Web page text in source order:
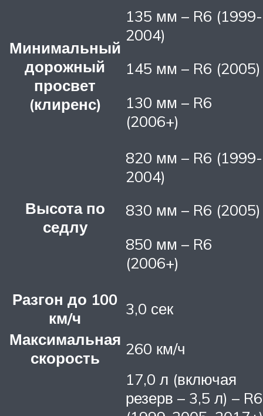
Минимальный
дорожный
просвет
(клиренс)
135 мм – R6 (1999-
2004)
145 мм – R6 (2005)
130 мм – R6
(2006+)
Высота по
седлу
820 мм – R6 (1999-
2004)
830 мм – R6 (2005)
850 мм – R6
(2006+)
Разгон до 100
км/ч
3,0 сек
Максимальная
скорость
260 км/ч
17,0 л (включая
резерв – 3,5 л) – R6